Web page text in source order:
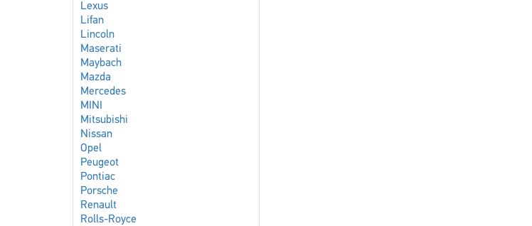
Lexus
Lifan
Lincoln
Maserati
Maybach
Mazda
Mercedes
MINI
Mitsubishi
Nissan
Opel
Peugeot
Pontiac
Porsche
Renault
Rolls-Royce